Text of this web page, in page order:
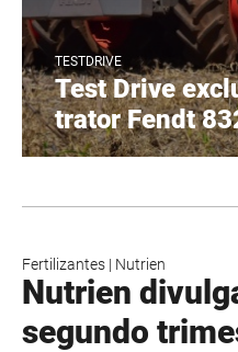
TESTDRIVE
Test Drive
trator Fendt
Fertilizantes | Nutrien
Nutrien
segundo